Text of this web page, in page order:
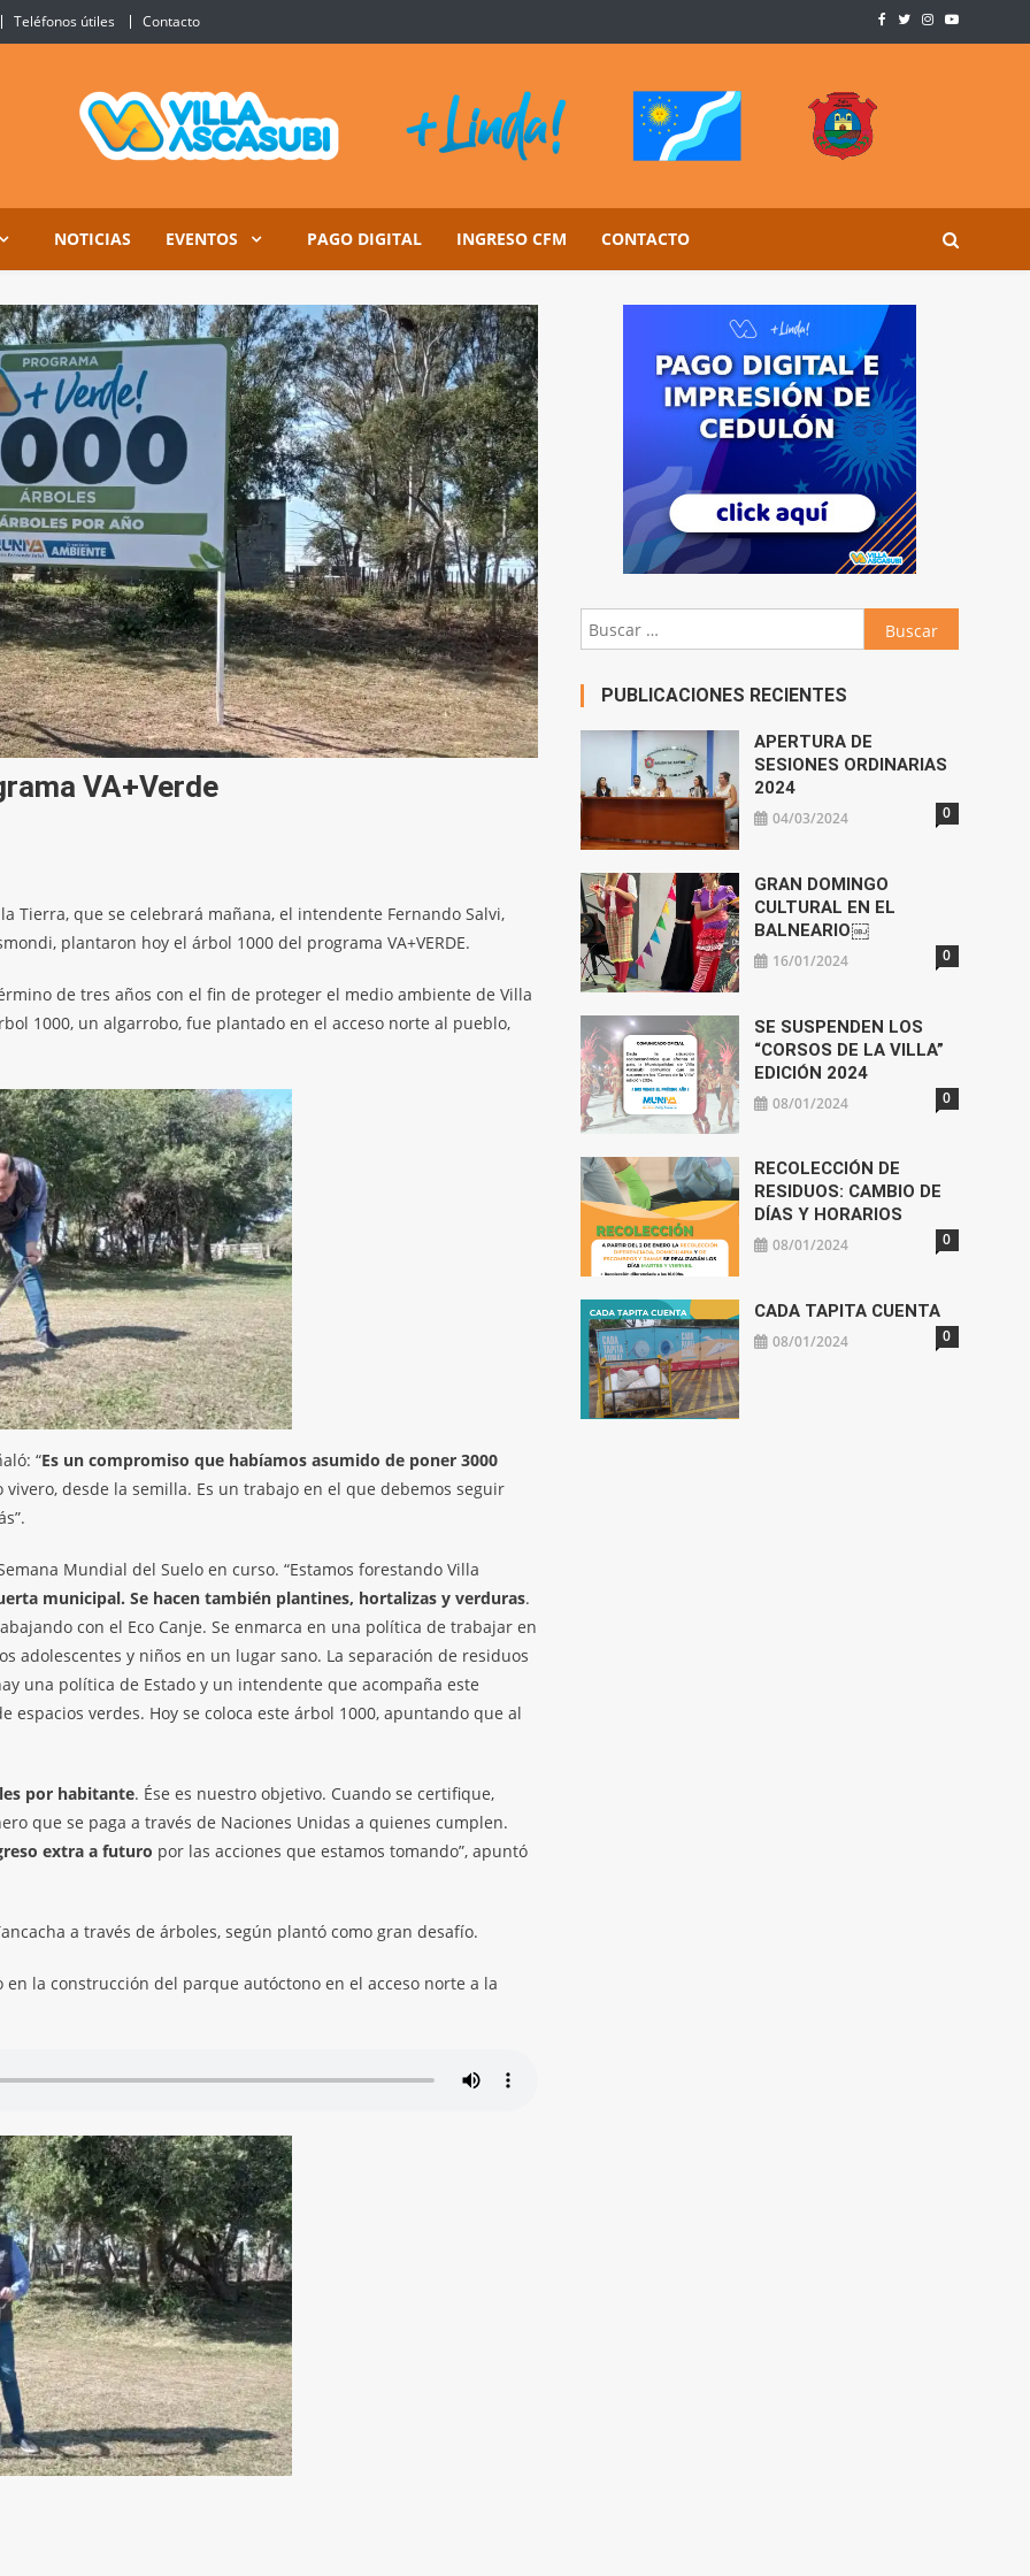
Teléfonos útiles Contacto
NOTICIAS EVENTOS PAGO DIGITAL INGRESO CFM CONTACTO
VA+Verde
Tierra, que se celebrará mañana, el intendente Fernando Salvi,
plantaron hoy el árbol 1000 del programa VA+VERDE.
de tres años con el fin de proteger el medio ambiente de Villa
1000, un algarrobo, fue plantado en el acceso norte al pueblo,
“Es un compromiso que habíamos asumido de poner 3000
desde la semilla. Es un trabajo en el que debemos seguir
Mundial del Suelo en curso. “Estamos forestando Villa
municipal. Se hacen también plantines, hortalizas y verduras.
con el Eco Canje. Se enmarca en una política de trabajar en
adolescentes y niños en un lugar sano. La separación de residuos
una política de Estado y un intendente que acompaña este
espacios verdes. Hoy se coloca este árbol 1000, apuntando que al
por habitante. Ése es nuestro objetivo. Cuando se certifique,
que se paga a través de Naciones Unidas a quienes cumplen.
extra a futuro por las acciones que estamos tomando”, apuntó
a través de árboles, según plantó como gran desafío.
la construcción del parque autóctono en el acceso norte a la
Buscar:
PUBLICACIONES RECIENTES
APERTURA DE
SESIONES ORDINARIAS
2024
04/03/2024 0
GRAN DOMINGO
CULTURAL EN EL
BALNEARIO￼
16/01/2024 0
SE SUSPENDEN LOS
“CORSOS DE LA VILLA”
EDICIÓN 2024
08/01/2024 0
RECOLECCIÓN DE
RESIDUOS: CAMBIO DE
DÍAS Y HORARIOS
08/01/2024 0
CADA TAPITA CUENTA
08/01/2024 0